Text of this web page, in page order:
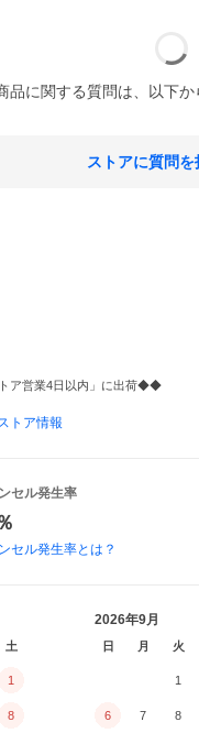
品に関する質問は、以下か
ストアに質問を
ア営業4日以内」に出荷◆◆
トア情報
セル発生率
セル発生率とは？
土
1
8
2026年9月
日 月 火
1
6 7 8